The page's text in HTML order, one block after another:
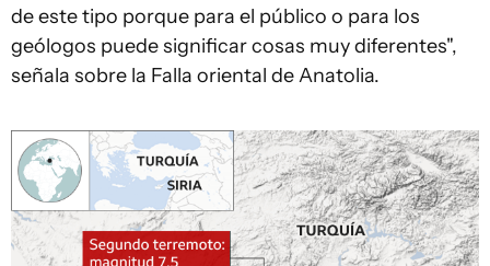
de este tipo porque para el público o para los
geólogos puede significar cosas muy diferentes",
señala sobre la Falla oriental de Anatolia.